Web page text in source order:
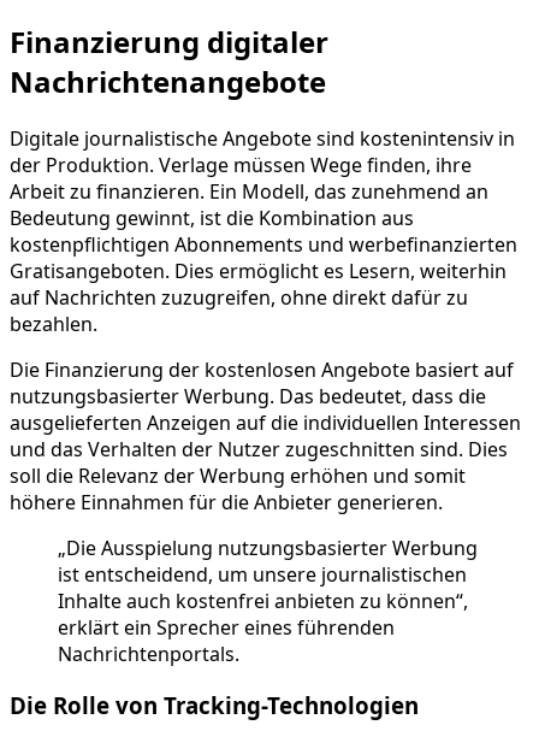
Finanzierung digitaler
Nachrichtenangebote
Digitale journalistische Angebote sind kostenintensiv in
der Produktion. Verlage müssen Wege finden, ihre
Arbeit zu finanzieren. Ein Modell, das zunehmend an
Bedeutung gewinnt, ist die Kombination aus
kostenpflichtigen Abonnements und werbefinanzierten
Gratisangeboten. Dies ermöglicht es Lesern, weiterhin
auf Nachrichten zuzugreifen, ohne direkt dafür zu
bezahlen.
Die Finanzierung der kostenlosen Angebote basiert auf
nutzungsbasierter Werbung. Das bedeutet, dass die
ausgelieferten Anzeigen auf die individuellen Interessen
und das Verhalten der Nutzer zugeschnitten sind. Dies
soll die Relevanz der Werbung erhöhen und somit
höhere Einnahmen für die Anbieter generieren.
„Die Ausspielung nutzungsbasierter Werbung
ist entscheidend, um unsere journalistischen
Inhalte auch kostenfrei anbieten zu können“,
erklärt ein Sprecher eines führenden
Nachrichtenportals.
Die Rolle von Tracking-Technologien